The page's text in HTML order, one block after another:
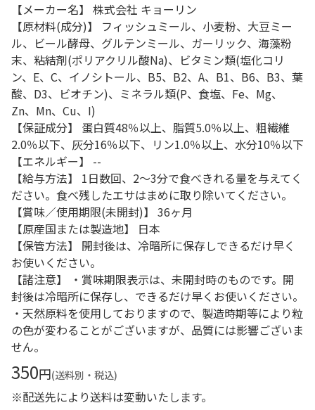
【メーカー名】 株式会社 キョーリン
【原材料(成分)】 フィッシュミール、小麦粉、大豆ミー
ル、ビール酵母、グルテンミール、ガーリック、海藻粉
末、粘結剤(ポリアクリル酸Na)、ビタミン類(塩化コリ
ン、E、C、イノシトール、B5、B2、A、B1、B6、B3、葉
酸、D3、ビオチン)、ミネラル類(P、食塩、Fe、Mg、
Zn、Mn、Cu、I)
【保証成分】 蛋白質48％以上、脂質5.0％以上、粗繊維
2.0％以下、灰分16％以下、リン1.0％以上、水分10％以下
【エネルギー】 --
【給与方法】 1日数回、2～3分で食べきれる量を与えてく
ださい。食べ残したエサはまめに取り除いてください。
【賞味／使用期限(未開封)】 36ヶ月
【原産国または製造地】 日本
【保管方法】 開封後は、冷暗所に保存しできるだけ早く
お使いください。
【諸注意】 ・賞味期限表示は、未開封時のものです。開
封後は冷暗所に保存し、できるだけ早くお使いください。
・天然原料を使用しておりますので、製造時期等により粒
の色が変わることがございますが、品質には影響ございま
せん。
350円(送料別・税込)
※配送先により送料は変動いたします。